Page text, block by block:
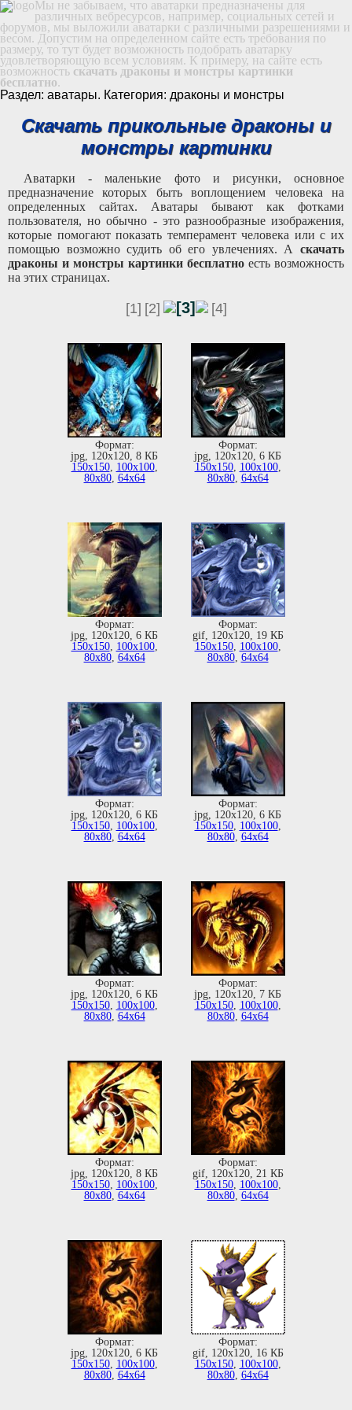
Мы не забываем, что аватарки предназначены для
различных вебресурсов, например, социальных сетей и
форумов, мы выложили аватарки с различными разрешениями и
весом. Допустим на определенном сайте есть требования по
размеру, то тут будет возможность подобрать аватарку
удовлетворяющую всем условиям. К примеру, на сайте есть
возможность скачать драконы и монстры картинки
бесплатно.
Раздел: аватары. Категория: драконы и монстры
Скачать прикольные драконы и
монстры картинки
Аватарки - маленькие фото и рисунки, основное
предназначение которых быть воплощением человека на
определенных сайтах. Аватары бывают как фотками
пользователя, но обычно - это разнообразные изображения,
которые помогают показать темперамент человека или с их
помощью возможно судить об его увлечениях. А скачать
драконы и монстры картинки бесплатно есть возможность
на этих страницах.
[1] [2] [3] [4]
Формат:
jpg, 120х120, 8 КБ
150х150, 100х100,
80х80, 64х64
Формат:
jpg, 120х120, 6 КБ
150х150, 100х100,
80х80, 64х64
Формат:
jpg, 120х120, 6 КБ
150х150, 100х100,
80х80, 64х64
Формат:
gif, 120х120, 19 КБ
150х150, 100х100,
80х80, 64х64
Формат:
jpg, 120х120, 6 КБ
150х150, 100х100,
80х80, 64х64
Формат:
jpg, 120х120, 6 КБ
150х150, 100х100,
80х80, 64х64
Формат:
jpg, 120х120, 6 КБ
150х150, 100х100,
80х80, 64х64
Формат:
jpg, 120х120, 7 КБ
150х150, 100х100,
80х80, 64х64
Формат:
jpg, 120х120, 8 КБ
150х150, 100х100,
80х80, 64х64
Формат:
gif, 120х120, 21 КБ
150х150, 100х100,
80х80, 64х64
Формат:
jpg, 120х120, 6 КБ
150х150, 100х100,
80х80, 64х64
Формат:
gif, 120х120, 16 КБ
150х150, 100х100,
80х80, 64х64